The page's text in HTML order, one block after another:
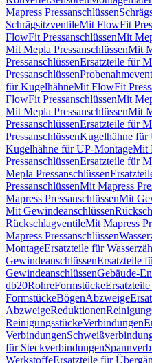
Mapress Pressanschlüssen
SchrägsitzventileMit FlowFit
FlowFit PressanschlüssenMit
Mit Mepla PressanschlüssenMit
PressanschlüssenErsatzteile für
Pressanschlüssen
für KugelhähneMit FlowFit
FlowFit PressanschlüssenMit
Mit Mepla PressanschlüssenMit
PressanschlüssenErsatzteile für
PressanschlüssenKugelhähne für
Kugelhähne für UP-MontageMit
PressanschlüssenErsatzteile für
Mepla Pressanschlüssen
PressanschlüssenMit Mapress
Mapress PressanschlüssenMit
Mit Gewindeanschlüssen
RückschlagventileMit Mapress
Mapress Pressanschlüssen
MontageErsatzteile für
GewindeanschlüssenErsatzteile
GewindeanschlüssenGebäude-
db20RohreFormstücke
FormstückeBögenAbzweige
AbzweigeReduktionen
ReinigungsstückeVerbindungen
Verbindungen
für Steckverbindungen
WerkstoffeErsatzteile für